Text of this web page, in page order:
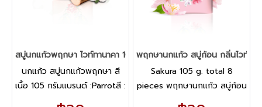
สบู่นกแก้วพฤกษา ไวท์ทานาคา 105 กรัม กลิ่น โจมาโลน
นกแก้ว สบู่นกแก้วพฤกษา สี
เนื้อ 105 กรัมแบรนด์ :Parrotสี :
ชมพูอ่อนขนาด : 105 กรัมราย
พฤกษานกแก้ว สบู่ก้อน กลิ่นไวท์ ซา
Sakura 105 g. total 8
pieces พฤกษานกแก้ว สบู่ก้อน
กลิ่นไวท์ ซากุระ ขนาด 105 กรัม